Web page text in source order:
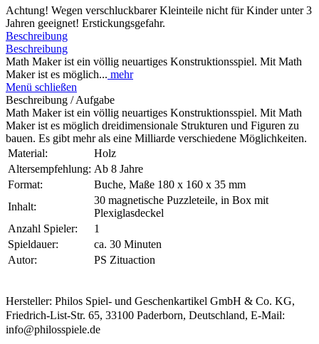
Achtung! Wegen verschluckbarer Kleinteile nicht für Kinder unter 3
Jahren geeignet! Erstickungsgefahr.
Beschreibung
Beschreibung
Math Maker ist ein völlig neuartiges Konstruktionsspiel. Mit Math
Maker ist es möglich... mehr
Menü schließen
Beschreibung / Aufgabe
Math Maker ist ein völlig neuartiges Konstruktionsspiel. Mit Math
Maker ist es möglich dreidimensionale Strukturen und Figuren zu
bauen. Es gibt mehr als eine Milliarde verschiedene Möglichkeiten.
Material:
Holz
Altersempfehlung: Ab 8 Jahre
Format:
Buche, Maße 180 x 160 x 35 mm
Inhalt:
30 magnetische Puzzleteile, in Box mit
Plexiglasdeckel
Anzahl Spieler:
1
Spieldauer:
ca. 30 Minuten
Autor:
PS Zituaction
Hersteller: Philos Spiel- und Geschenkartikel GmbH & Co. KG,
Friedrich-List-Str. 65, 33100 Paderborn, Deutschland, E-Mail:
info@philosspiele.de